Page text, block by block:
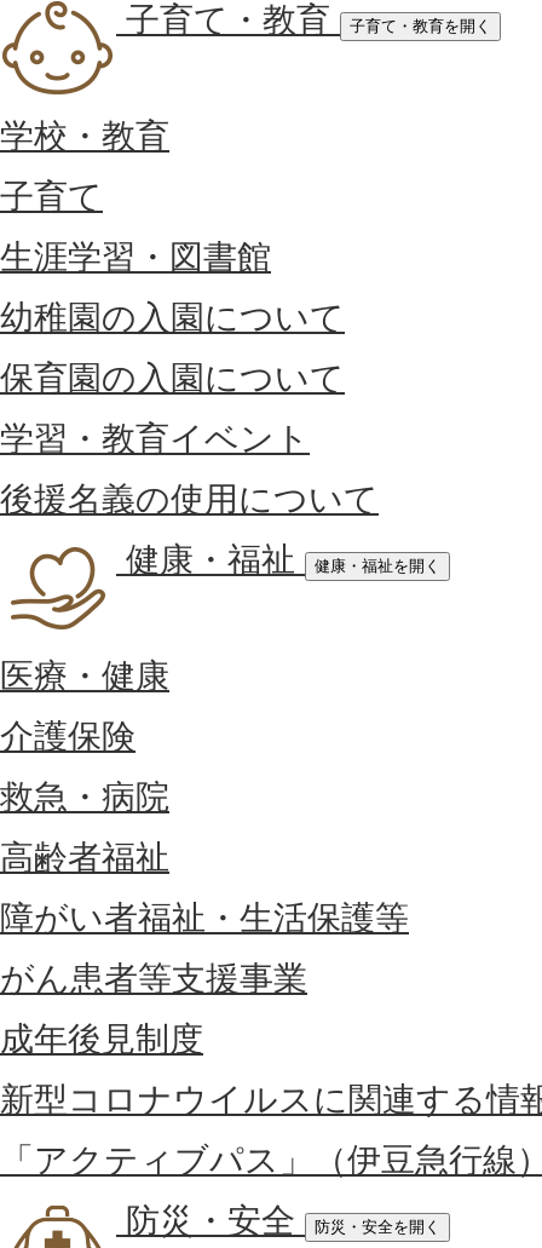
子育て・教育
子育て・教育を開く
学校・教育
子育て
生涯学習・図書館
幼稚園の入園について
保育園の入園について
学習・教育イベント
後援名義の使用について
健康・福祉
健康・福祉を開く
医療・健康
介護保険
救急・病院
高齢者福祉
障がい者福祉・生活保護等
がん患者等支援事業
成年後見制度
新型コロナウイルスに関連する情
「アクティブパス」（伊豆急行線
防災・安全
防災・安全を開く